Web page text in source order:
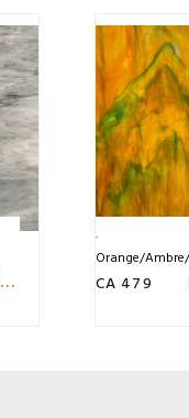
Orange/Ambre/
CA 479